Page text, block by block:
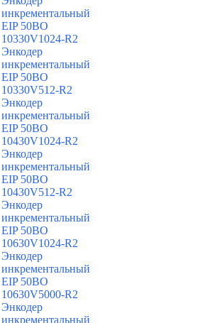
инкрементальный
EIP 50BO
10330V1024-R2
Энкодер
инкрементальный
EIP 50BO
10330V512-R2
Энкодер
инкрементальный
EIP 50BO
10430V1024-R2
Энкодер
инкрементальный
EIP 50BO
10430V512-R2
Энкодер
инкрементальный
EIP 50BO
10630V1024-R2
Энкодер
инкрементальный
EIP 50BO
10630V5000-R2
Энкодер
инкрементальный